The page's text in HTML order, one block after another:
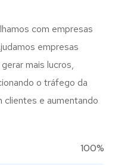
com empresas
empresas
mais lucros,
o tráfego da
e aumentando
100%